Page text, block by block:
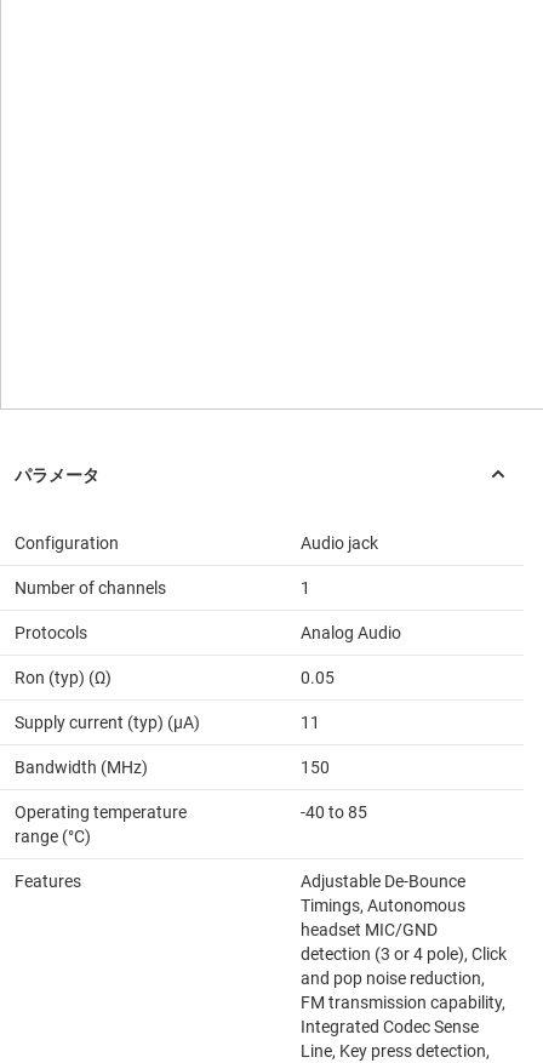
Configuration Audio jack
Number of channels 1
Protocols Analog Audio
Ron (typ) (Ω) 0.05
Supply current (typ) (µA) 11
Bandwidth (MHz) 150
Operating temperature
range (°C)
-40 to 85
Features
Adjustable De-Bounce
Timings, Autonomous
headset MIC/GND
detection (3 or 4 pole), Click
and pop noise reduction,
FM transmission capability,
Integrated Codec Sense
Line, Key press detection,